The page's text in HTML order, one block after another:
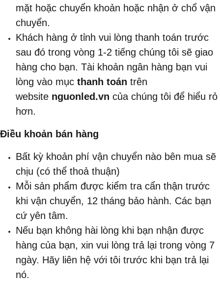
mặt hoặc chuyển khoản hoặc nhận ở chổ vận
chuyển.
Khách hàng ở tỉnh vui lòng thanh toán trước
sau đó trong vòng 1-2 tiếng chúng tôi sẽ giao
hàng cho bạn. Tài khoản ngân hàng bạn vui
lòng vào mục thanh toán trên
website nguonled.vn của chúng tôi để hiểu rỏ
hơn.
Điều khoản bán hàng
Bất kỳ khoản phí vận chuyển nào bên mua sẽ
chịu (có thể thoả thuận)
Mỗi sản phẩm được kiểm tra cẩn thận trước
khi vận chuyển, 12 tháng bảo hành. Các bạn
cứ yên tâm.
Nếu bạn không hài lòng khi bạn nhận được
hàng của bạn, xin vui lòng trả lại trong vòng 7
ngày. Hãy liên hệ với tôi trước khi bạn trả lại
nó.